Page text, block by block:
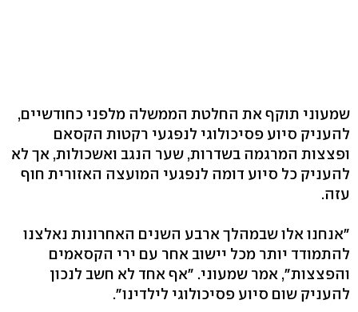
שמעוני תוקף את החלטת הממשלה מלפני כחודשיים,
להעניק סיוע פסיכולוגי לנפגעי רקטות הקסאם
ופצצות המרגמה בשדרות, שער הנגב ואשכולות, אך לא
להעניק כל סיוע דומה לנפגעי המועצה האזורית חוף
עזה.
"אנחנו אלו שבמהלך ארבע השנים האחרונות נאלצנו
להתמודד יותר מכל יישוב אחר עם ירי הקסאמים
והפצצות", אמר שמעוני. "אף אחד לא חשב לנכון
להעניק שום סיוע פסיכולוגי לילדינו".